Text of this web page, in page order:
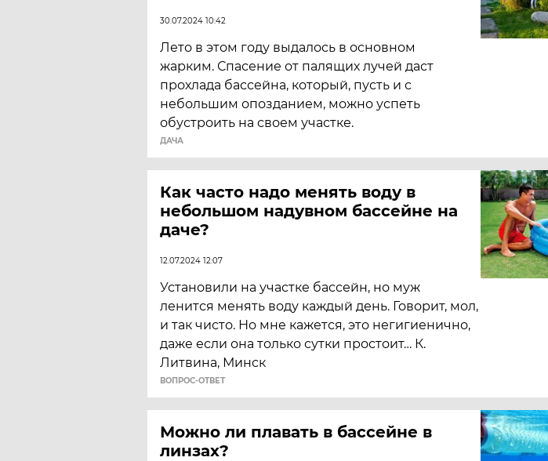
30.07.2024 10:42
Лето в этом году выдалось в основном
жарким. Спасение от палящих лучей даст
прохлада бассейна, который, пусть и с
небольшим опозданием, можно успеть
обустроить на своем участке.
ДАЧА
Как часто надо менять воду в
небольшом надувном бассейне на
даче?
12.07.2024 12:07
Установили на участке бассейн, но муж
ленится менять воду каждый день. Говорит, мол,
и так чисто. Но мне кажется, это негигиенично,
даже если она только сутки простоит… К.
Литвина, Минск
ВОПРОС-ОТВЕТ
Можно ли плавать в бассейне в
линзах?